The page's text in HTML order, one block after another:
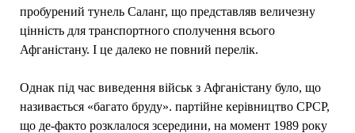
пробурений тунель Саланг, що представляв величезну
цінність для транспортного сполучення всього
Афганістану. І це далеко не повний перелік.
Однак під час виведення військ з Афганістану було, що
називається «багато бруду». партійне керівництво СРСР,
що де-факто розклалося зсередини, на момент 1989 року